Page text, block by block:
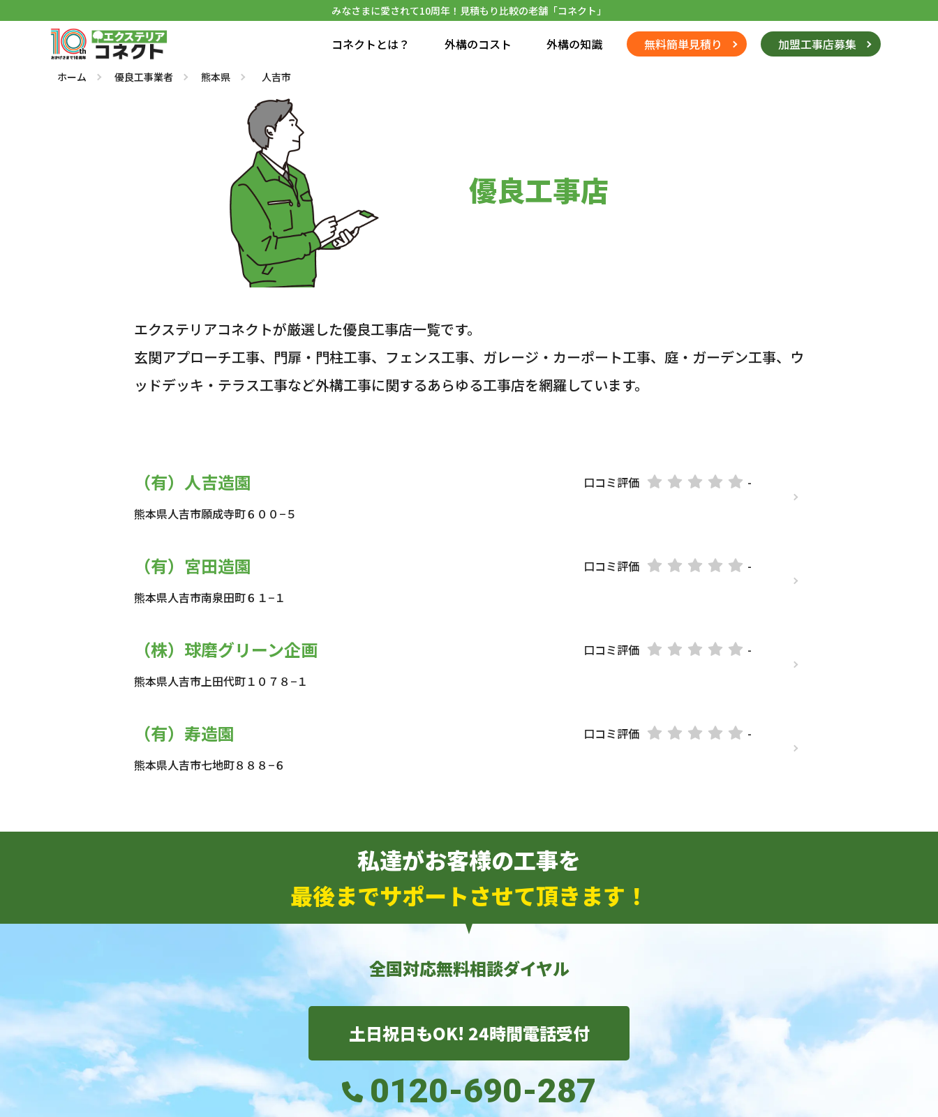
みなさまに愛されて10周年！見積もり比較の老舗「コネクト」
コネクトとは？ 外構のコスト 外構の知識 無料簡単見積り 加盟工事店募集
ホーム 優良工事業者 熊本県 人吉市
優良工事店
エクステリアコネクトが厳選した優良工事店一覧です。
玄関アプローチ工事、門扉・門柱工事、フェンス工事、ガレージ・カーポート工事、庭・ガーデン工事、ウ
ッドデッキ・テラス工事など外構工事に関するあらゆる工事店を網羅しています。
（有）人吉造園 口コミ評価
-
熊本県人吉市願成寺町６００−５
（有）宮田造園 口コミ評価
-
熊本県人吉市南泉田町６１−１
（株）球磨グリーン企画 口コミ評価
-
熊本県人吉市上田代町１０７８−１
（有）寿造園 口コミ評価
-
熊本県人吉市七地町８８８−６
私達がお客様の工事を
最後までサポートさせて頂きます！
全国対応無料相談ダイヤル
土日祝日もOK! 24時間電話受付
0120-690-287